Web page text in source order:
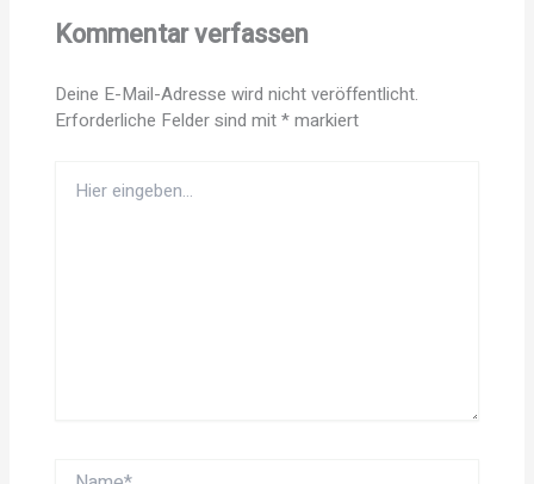
Kommentar verfassen
Deine E-Mail-Adresse wird nicht veröffentlicht.
Erforderliche Felder sind mit*markiert
eingeben…
Name*